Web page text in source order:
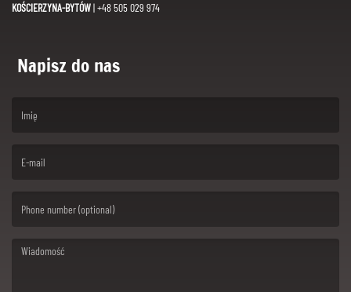
KOŚCIERZYNA-BYTÓW| +48 505 029 974
Napisz do nas